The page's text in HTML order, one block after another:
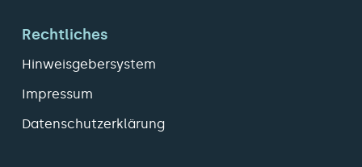
Rechtliches
Hinweisgebersystem
Impressum
Datenschutzerklärung